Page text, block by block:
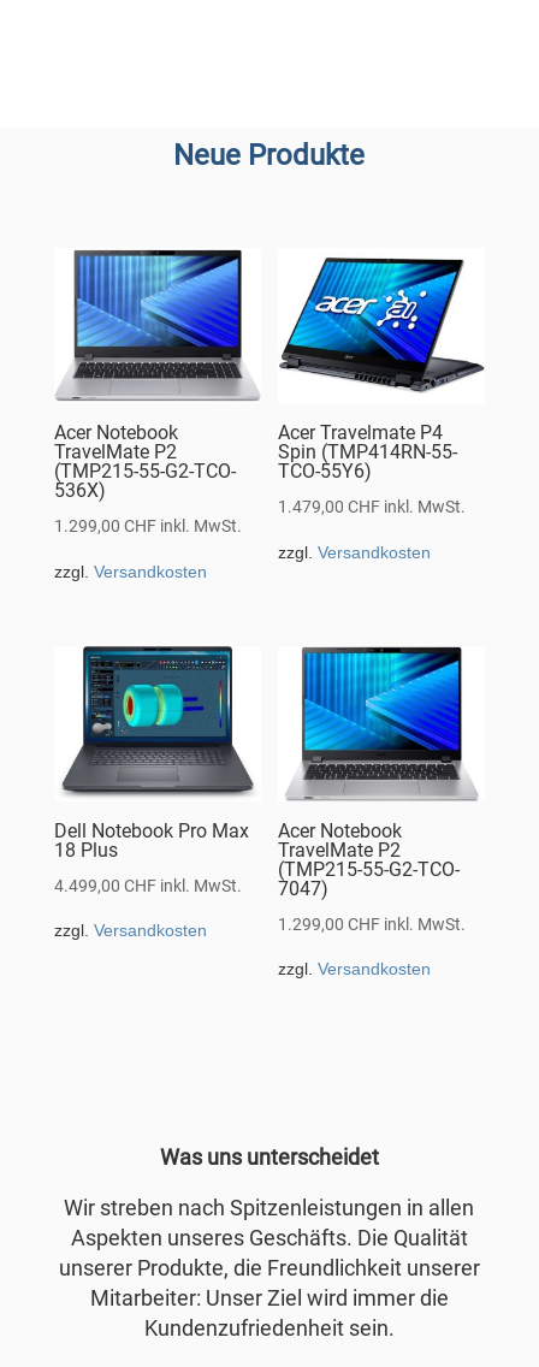
Neue Produkte
Acer Notebook
TravelMate P2
(TMP215-55-G2-TCO-
536X)
1.299,00 CHF inkl. MwSt.
zzgl. Versandkosten
Acer Travelmate P4
Spin (TMP414RN-55-
TCO-55Y6)
1.479,00CHF inkl. MwSt.
zzgl.Versandkosten
Dell Notebook Pro Max
18 Plus
4.499,00 CHF inkl. MwSt.
zzgl. Versandkosten
Acer Notebook
TravelMate P2
(TMP215-55-G2-TCO-
7047)
1.299,00CHF inkl. MwSt.
zzgl.Versandkosten
Was uns unterscheidet
Wir streben nach Spitzenleistungen in allen
Aspekten unseres Geschäfts. Die Qualität
unserer Produkte, die Freundlichkeit unserer
Mitarbeiter: Unser Ziel wird immer die
Kundenzufriedenheit sein.